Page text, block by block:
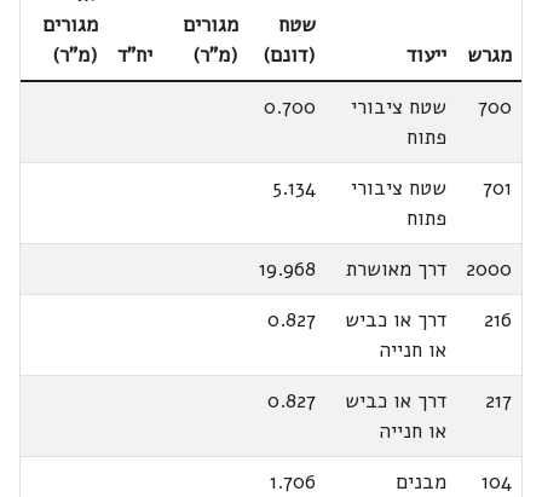
מגרש ייעוד
שטח
(דונם)
מגורים
(מ"ר)
יח"ד
מגורים
(מ"ר)
700
שטח ציבורי
פתוח
0.700
701
שטח ציבורי
פתוח
5.134
2000 דרך מאושרת
19.968
216
דרך או כביש
או חנייה
0.827
217
דרך או כביש
או חנייה
0.827
104
מבנים
1.706